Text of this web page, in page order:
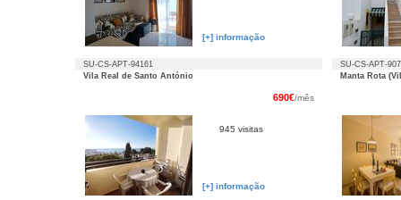
[+] informação
SU-CS-APT-94161
Vila Real de Santo António
SU-CS-APT-
Manta Rota
690€/mês
945 visitas
[+] informação